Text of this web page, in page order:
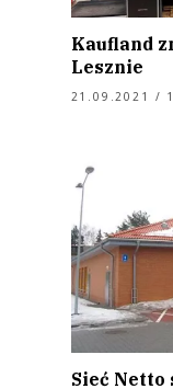
Kaufland
Lesznie
21.09.2021 /
Sieć Netto